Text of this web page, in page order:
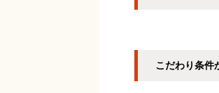
こだわり条件